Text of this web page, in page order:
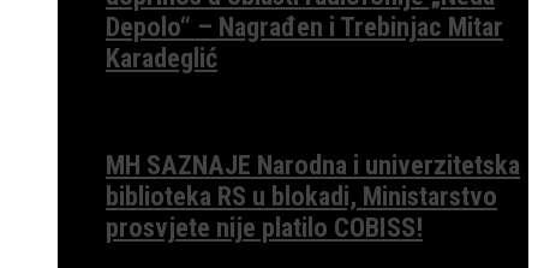
Depolo“ – Nagrađen i Trebinjac Mitar
Karadeglić
MH SAZNAJE Narodna i univerzitetska
biblioteka RS u blokadi, Ministarstvo
prosvjete nije platilo COBISS!